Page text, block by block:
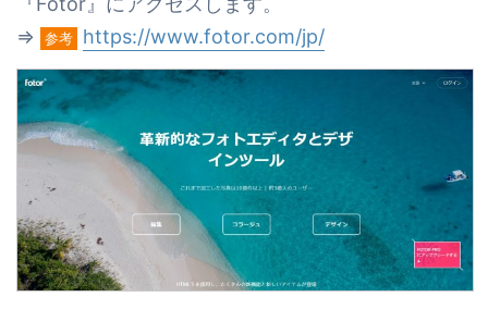
⇒
参考 https://www.fotor.com/jp/